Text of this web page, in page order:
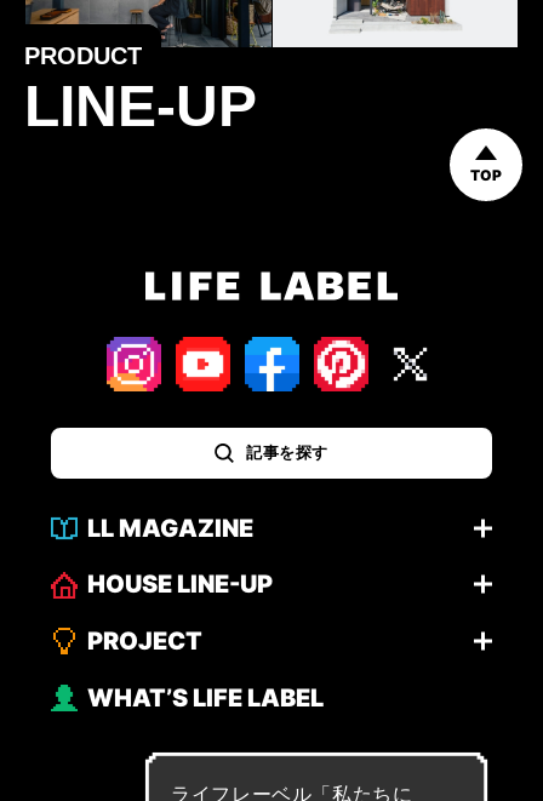
PRODUCT
LINE-UP
TOP
記事を探す
LL MAGAZINE
HOUSE LINE-UP
PROJECT
WHAT’S LIFE LABEL
ライフレーベル「私たち に